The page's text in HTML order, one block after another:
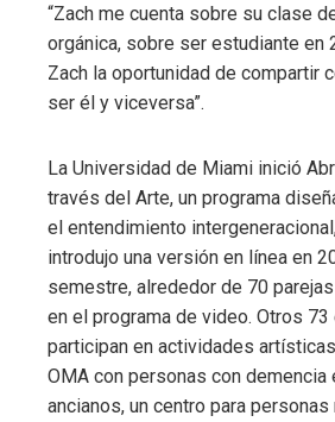
“Zach me cuenta sobre su clase
orgánica, sobre ser estudiante en
Zach la oportunidad de compartir
ser él y viceversa”.
La Universidad de Miami inició
través del Arte, un programa
el entendimiento
introdujo una versión en línea en
semestre, alrededor de 70
en el programa de video. Otros
participan en actividades
OMA con personas con demencia
ancianos, un centro para